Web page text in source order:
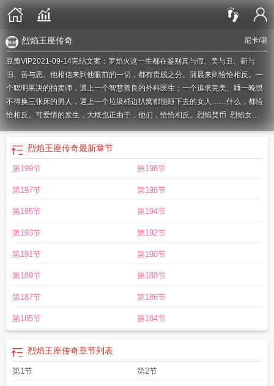
尼卡/著
烈焰王座传奇
豆瓣VIP2021-09-14完结文案：罗焰火这一生都在鉴别真与假、美与丑、新与
旧、善与恶。他相信来到他眼前的一切，都有贵贱之分。蒲晨来则恰恰相反。一
个聪明果决的拍卖师，遇上一个智慧善良的外科医生；一个追求完美、睡一晚恨
不得换三张床的男人，遇上一个垃圾桶边扒窝都能睡下去的女人……什么，都恰
恰相反。可爱情的发生，大概也正由于，他们，恰恰相反。 烈焰焚币 烈焰女
郎烈焰猴性格配招烈焰红唇高清在线观看完整烈焰尼卡烈焰人烈焰风暴烈
焰红唇4 烈焰德鲁伊外观怎么获得
新书
看完整版烈焰滔滔的全部 任嘉伦烈焰电视剧全集在线观看
诺修
烈焰之武庚纪 烈焰红唇香港版
视频在线观看
烈焰之武庚纪电视剧免费观看
阅读无弹窗
烈焰电视剧全集在线观看免费高清 烈焰仙子黛安娜多少钱
猩烈焰鸳鸯咬春饼在线阅读 烈焰鸳鸯咬春饼讲的什么
整版免费观看
烈焰燃情全集免费观看泰剧泰剧啦
折 烈焰电视剧免费观看 烈焰飞雪官方网站 烈焰之武庚纪定档3月
片烈焰俄罗斯 烈焰屠龙手游烈焰焚情
烈焰王座传奇最新章节
第199节 第198节
第197节 第196节
第195节 第194节
第193节 第192节
第191节 第190节
第189节 第188节
第187节 第186节
第185节 第184节
烈焰王座传奇章节列表
第1节 第2节